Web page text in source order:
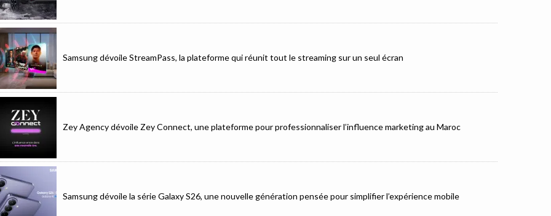
Samsung dévoile StreamPass, la plateforme qui réunit tout le streaming sur un seul écran
Zey Agency dévoile Zey Connect, une plateforme pour professionnaliser l’influence marketing au Maroc
Samsung dévoile la série Galaxy S26, une nouvelle génération pensée pour simplifier l’expérience mobile